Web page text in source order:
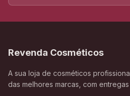
Revenda Cosméticos
A sua loja de cosméticos
das melhores marcas, com